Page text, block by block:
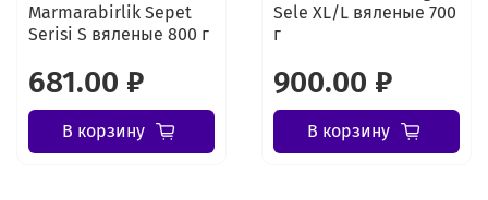
Marmarabirlik Sepet
Serisi S вяленые 800 г
681.00 ₽
В корзину
Sele XL/L вяленые 700
г
900.00 ₽
В корзину